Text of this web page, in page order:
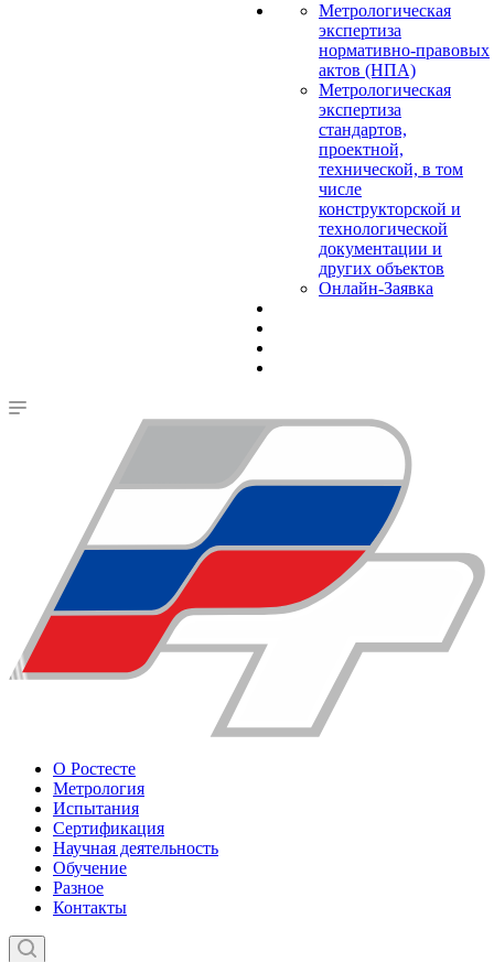
Метрологическая
экспертиза
нормативно-правовых
актов (НПА)
Метрологическая
экспертиза
стандартов,
проектной,
технической, в том
числе
конструкторской и
технологической
документации и
других объектов
Онлайн-Заявка
О Ростесте
Метрология
Испытания
Сертификация
Научная деятельность
Обучение
Разное
Контакты